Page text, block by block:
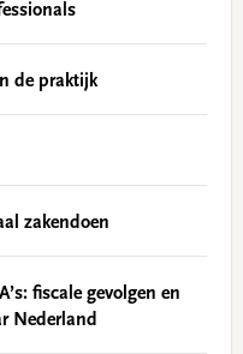
de praktijk
zakendoen
fiscale gevolgen en
Nederland